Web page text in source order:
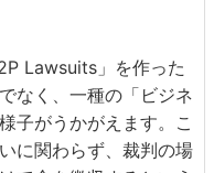
Lawsuits」を作った
なく、一種の「ビジネ
子がうかがえます。こ
に関わらず、裁判の場